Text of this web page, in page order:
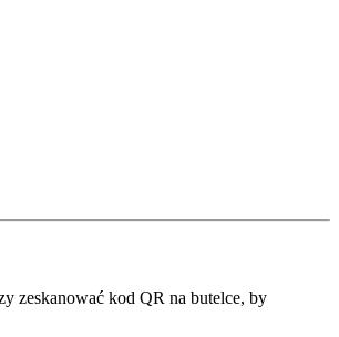
zeskanować kod QR na butelce, by